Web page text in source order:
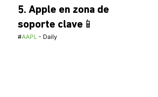
5. Apple en zona de
soporte clave📱
#AAPL - Daily